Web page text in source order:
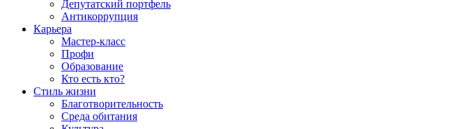
Депутатский портфель
Антикоррупция
Карьера
Мастер-класс
Профи
Образование
Кто есть кто?
Стиль жизни
Благотворительность
Среда обитания